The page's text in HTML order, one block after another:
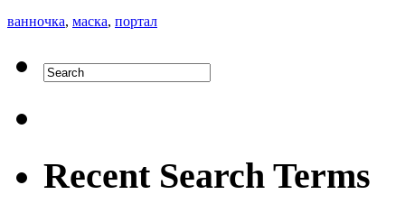
ванночка, маска, портал
Recent Search Terms